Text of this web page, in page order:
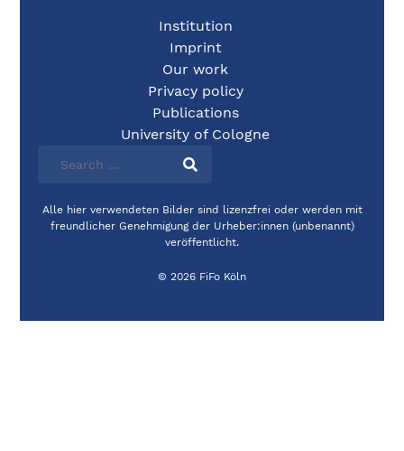
Institution
Imprint
Our work
Privacy policy
Publications
University of Cologne
Alle hier verwendeten Bilder sind lizenzfrei oder werden mit
freundlicher Genehmigung der Urheber:innen (unbenannt)
veröffentlicht.
© 2026 FiFo Köln